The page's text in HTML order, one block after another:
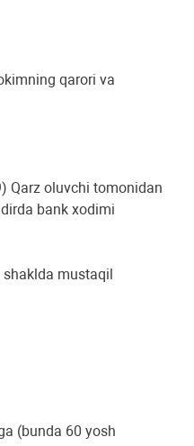
qarori va
Qarz oluvchi tomonidan
bank xodimi
shaklda mustaqil
(bunda 60 yosh